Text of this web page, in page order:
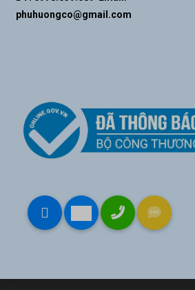
phuhuongco@gmail.com